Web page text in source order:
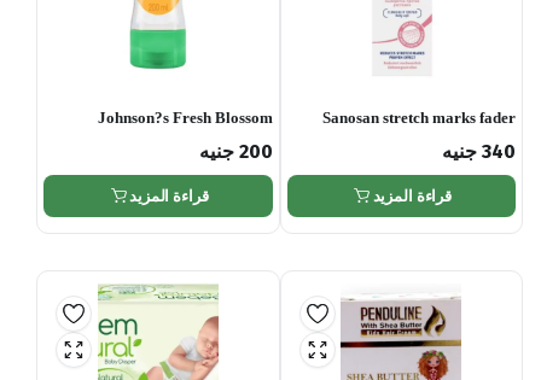
Sanosan stretch marks fader
340 جنيه
قراءة المزيد
Johnson?s Fresh Blossom
200 جنيه
قراءة المزيد